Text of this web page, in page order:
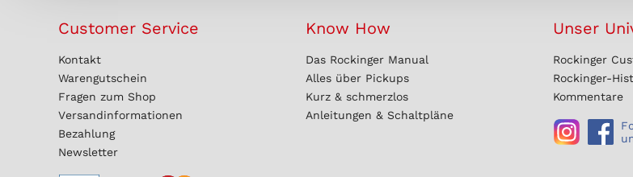
Customer Service
Kontakt
Warengutschein
Fragen zum Shop
Versandinformationen
Bezahlung
Newsletter
Know How
Das Rockinger Manual
Alles über Pickups
Kurz & schmerzlos
Anleitungen & Schaltpläne
Unser
Rockinger
Rockinger-
Kommentare